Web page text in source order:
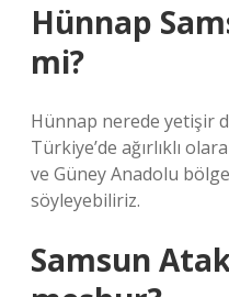
Hünnap
mi?
Hünnap nerede yetişir
Türkiye’de ağırlıklı
ve Güney Anadolu
söyleyebiliriz.
Samsun